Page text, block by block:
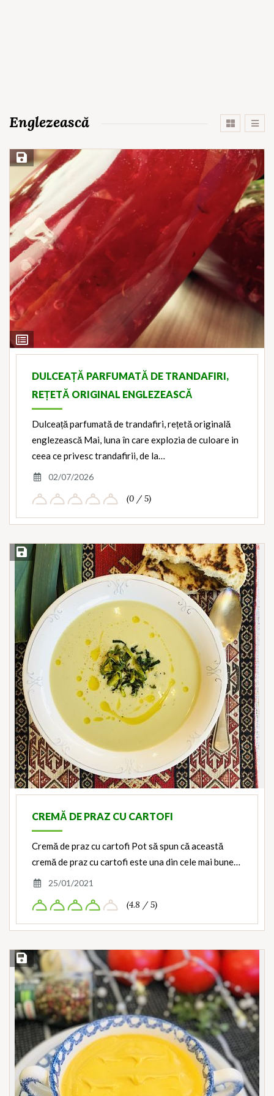
Englezească
View
Ingredients
Save Recipe
DULCEAȚĂ PARFUMATĂ DE TRANDAFIRI,
REȚETĂ ORIGINAL ENGLEZEASCĂ
Dulceață parfumată de trandafiri, rețetă originală
englezească Mai, luna în care explozia de culoare in
ceea ce privesc trandafirii, de la…
02/07/2026
(0 / 5)
Save Recipe
CREMĂ DE PRAZ CU CARTOFI
Cremă de praz cu cartofi Pot să spun că această
cremă de praz cu cartofi este una din cele mai bune…
25/01/2021
(4.8 / 5)
Save Recipe